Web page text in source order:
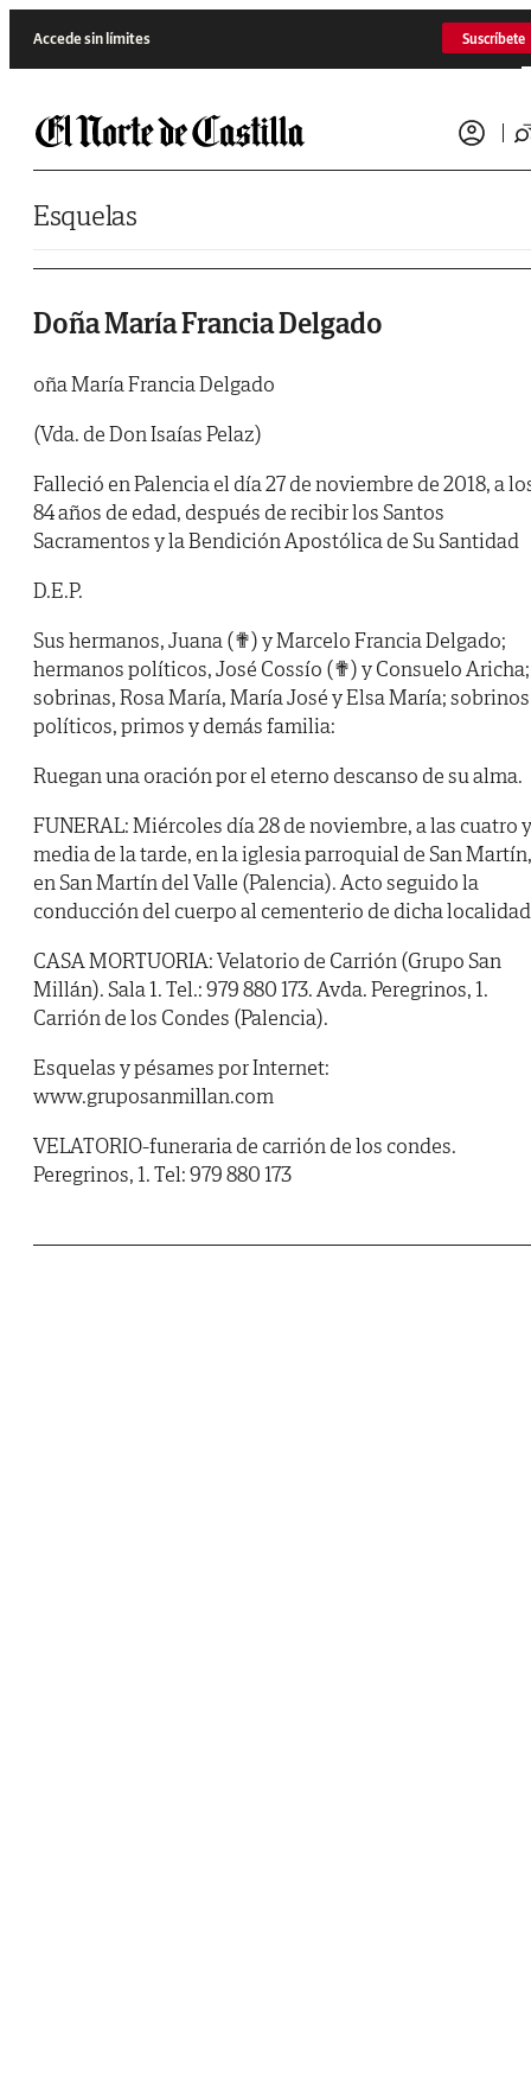
Accede sin límites Suscríbete
Esquelas
Doña María Francia Delgado
oña María Francia Delgado
(Vda. de Don Isaías Pelaz)
Falleció en Palencia el día 27 de noviembre de 2018, a
84 años de edad, después de recibir los Santos
Sacramentos y la Bendición Apostólica de Su Santidad
D.E.P.
Sus hermanos, Juana (✟) y Marcelo Francia Delgado;
hermanos políticos, José Cossío (✟) y Consuelo Aricha;
sobrinas, Rosa María, María José y Elsa María; sobrinos
políticos, primos y demás familia:
Ruegan una oración por el eterno descanso de su alma.
FUNERAL: Miércoles día 28 de noviembre, a las cuatro y
media de la tarde, en la iglesia parroquial de San Martín,
en San Martín del Valle (Palencia). Acto seguido la
conducción del cuerpo al cementerio de dicha
CASA MORTUORIA: Velatorio de Carrión (Grupo San
Millán). Sala 1. Tel.: 979 880 173. Avda. Peregrinos, 1.
Carrión de los Condes (Palencia).
Esquelas y pésames por Internet:
www.gruposanmillan.com
VELATORIO-funeraria de carrión de los condes.
Peregrinos, 1. Tel: 979 880 173